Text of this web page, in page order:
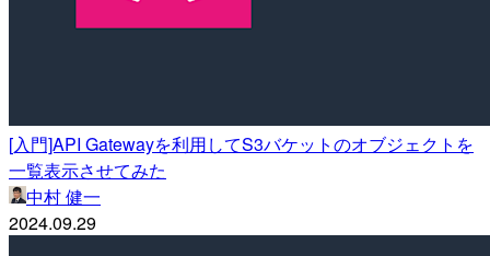
[入門]API Gatewayを利用してS3バケットのオブジェクトを
一覧表示させてみた
中村 健一
2024.09.29